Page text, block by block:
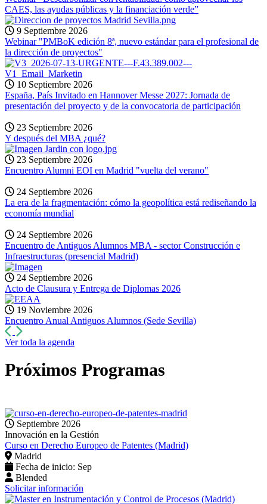
CAES, las ayudas públicas y la financiación verde”
9 Septiembre 2026
Webinar "PMBoK edición 8ª, nuevo estándar para el profesional de
la dirección de proyectos"
10 Septiembre 2026
España, País Invitado en Hannover Messe 2027: Jornada de
presentación del proyecto y de la convocatoria de participación
23 Septiembre 2026
Y después del MBA ¿qué?
23 Septiembre 2026
Encuentro Alumni EOI en Madrid "vuelta del verano"
24 Septiembre 2026
La era de la fragmentación: cómo la geopolítica está rediseñando la
economía mundial
24 Septiembre 2026
Encuentro de Antiguos Alumnos MBA - sector Construcción e
Infraestructuras (presencial Madrid)
24 Septiembre 2026
Acto de Clausura y Entrega de Diplomas 2026
19 Noviembre 2026
Encuentro Anual Antiguos Alumnos (Sede Sevilla)
Anterior
Siguiente
Ver toda la agenda
Próximos Programas
Septiembre 2026
Innovación en la Gestión
Curso en Derecho Europeo de Patentes (Madrid)
Madrid
Fecha de inicio: Sep
Blended
Solicitar información